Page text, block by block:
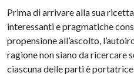
Prima di arrivare alla sua
interessanti e pragmatiche
propensione all’ascolto,
ragione non siano da ricercare
ciascuna delle parti è